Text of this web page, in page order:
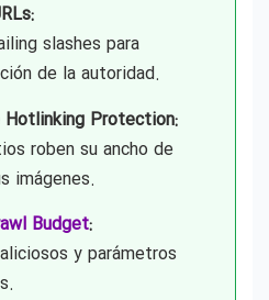
slashes para
de la autoridad.
Protection:
roben su ancho de
imágenes.
Budget:
y parámetros